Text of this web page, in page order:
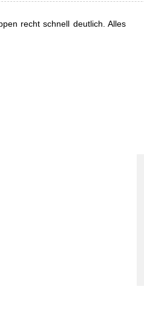
recht schnell deutlich. Alles